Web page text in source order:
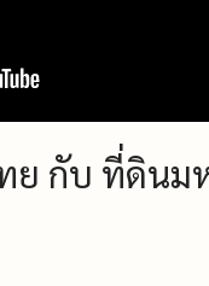
ย กับ ที่ดินม